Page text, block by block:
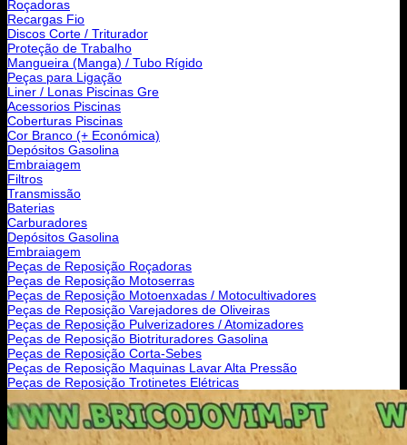
Roçadoras
Recargas Fio
Discos Corte / Triturador
Proteção de Trabalho
Mangueira (Manga) / Tubo Rígido
Peças para Ligação
Liner / Lonas Piscinas Gre
Acessorios Piscinas
Coberturas Piscinas
Cor Branco (+ Económica)
Depósitos Gasolina
Embraiagem
Filtros
Transmissão
Baterias
Carburadores
Depósitos Gasolina
Embraiagem
Peças de Reposição Roçadoras
Peças de Reposição Motoserras
Peças de Reposição Motoenxadas / Motocultivadores
Peças de Reposição Varejadores de Oliveiras
Peças de Reposição Pulverizadores / Atomizadores
Peças de Reposição Biotrituradores Gasolina
Peças de Reposição Corta-Sebes
Peças de Reposição Maquinas Lavar Alta Pressão
Peças de Reposição Trotinetes Elétricas